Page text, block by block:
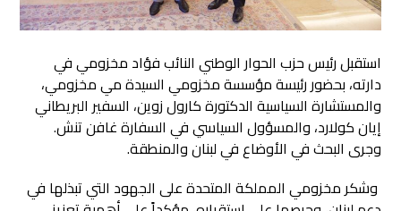
استقبل رئيس حزب الحوار الوطني النائب فؤاد مخزومي في
دارته، بحضور رئيسة مؤسسة مخزومي السيدة مي مخزومي،
والمستشارة السياسية الدكتورة كارول زوين، السفير البريطاني
إيان كولارد، والمسؤول السياسي في السفارة غافن تنش.
وجرى البحث في الأوضاع في لبنان والمنطقة.
وشكر مخزومي المملكة المتحدة على الجهود التي تبذلها في